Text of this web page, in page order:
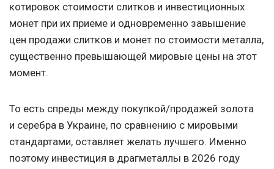
котировок стоимости слитков и инвестиционных
монет при их приеме и одновременно завышение
цен продажи слитков и монет по стоимости металла,
существенно превышающей мировые цены на этот
момент.
То есть спреды между покупкой/продажей золота
и серебра в Украине, по сравнению с мировыми
стандартами, оставляет желать лучшего. Именно
поэтому инвестиция в драгметаллы в 2026 году